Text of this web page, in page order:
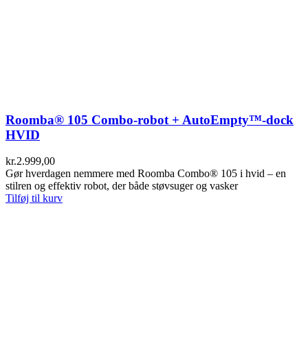
Roomba® 105 Combo-robot + AutoEmpty™-dock
HVID
kr.2.999,00
Gør hverdagen nemmere med Roomba Combo® 105 i hvid – en
stilren og effektiv robot, der både støvsuger og vasker
Tilføj til kurv